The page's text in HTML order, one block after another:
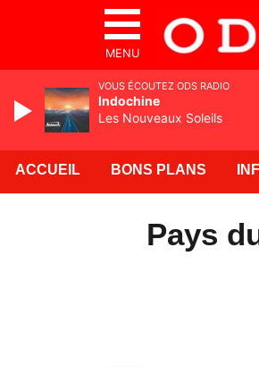
MENU
ACCUEIL BONS PLANS
Pays
VOUS ÉCOUTEZ ODS RADIO
Indochine
Les Nouveaux Soleils